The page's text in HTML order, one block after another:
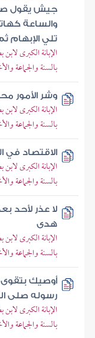
جيش يقول
والساعة
تلي الإبهام
الإبانة الكبرى
بالسنة والجماعة
وشر الأمور
الإبانة الكبرى
بالسنة والجماعة
الاقتصاد في
الإبانة الكبرى
بالسنة والجماعة
لا عذر لأحد
هدى
الإبانة الكبرى
بالسنة والجماعة
أوصيك بتقوى
رسوله صلى
الإبانة الكبرى
بالسنة والجماعة